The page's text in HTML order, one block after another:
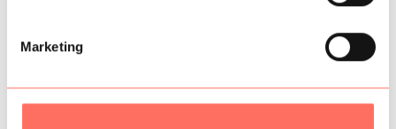
Marketing
GRAMATURA